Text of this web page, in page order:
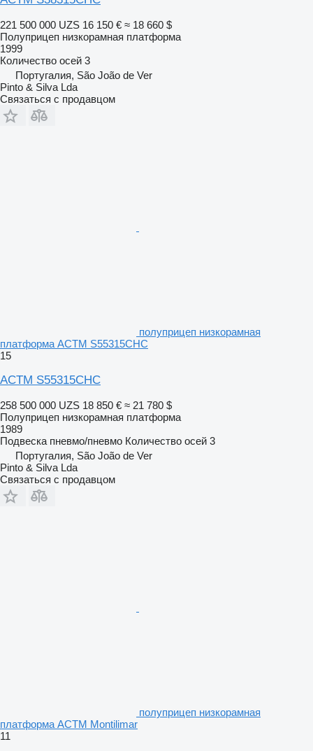
221 500 000 UZS 16 150 € ≈ 18 660 $
Полуприцеп низкорамная платформа
1999
Количество осей 3
Португалия, São João de Ver
Pinto & Silva Lda
Связаться с продавцом
полуприцеп низкорамная
платформа ACTM S55315CHC
15
ACTM S55315CHC
258 500 000 UZS 18 850 € ≈ 21 780 $
Полуприцеп низкорамная платформа
1989
Подвеска пневмо/пневмо Количество осей 3
Португалия, São João de Ver
Pinto & Silva Lda
Связаться с продавцом
полуприцеп низкорамная
платформа ACTM Montilimar
11